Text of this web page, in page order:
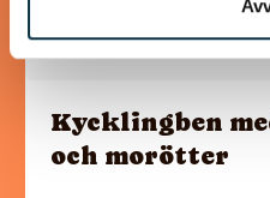
Kycklingben
och morötter